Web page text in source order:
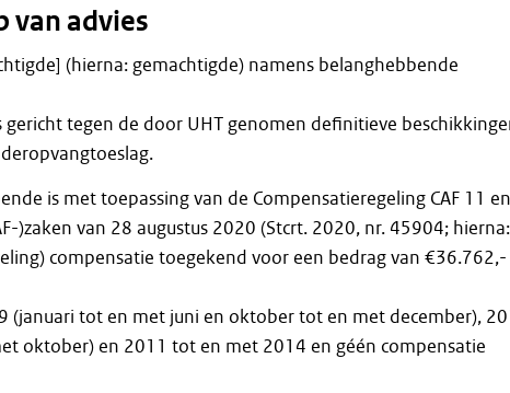
van advies
(hierna: gemachtigde) namens belanghebbende
gericht tegen de door UHT genomen definitieve
is met toepassing van de Compensatieregeling CAF 11 en
)zaken van 28 augustus 2020 (Stcrt. 2020, nr. 45904; hierna:
compensatie toegekend voor een bedrag van €36.762,-
(januari tot en met juni en oktober tot en met december),
oktober) en 2011 tot en met 2014 en géén compensatie